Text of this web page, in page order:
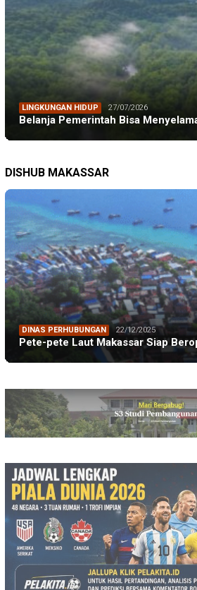
LINGKUNGAN HIDUP 27/07/2026
Belanja Pemerintah Bisa
DISHUB MAKASSAR
DINAS PERHUBUNGAN 22/12/2025
Pete-pete Laut Makassar Siap